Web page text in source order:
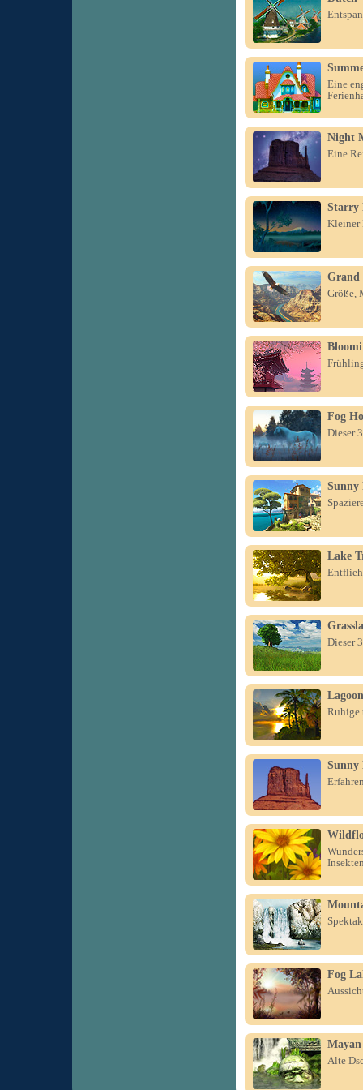
Eine
Night
Eine
Starry
Kleiner
Grand
Größe,
Fog
Dieser
Sunny
Lake
Dieser
Lagoon
Ruhige
Sunny
Fog
Alte